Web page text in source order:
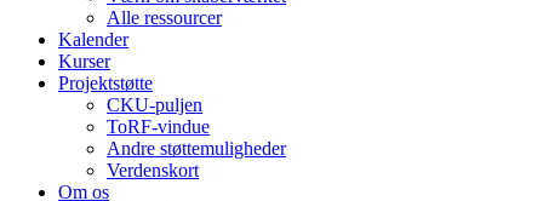
Alle ressourcer
Kalender
Kurser
Projektstøtte
CKU-puljen
ToRF-vindue
Andre støttemuligheder
Verdenskort
Om os